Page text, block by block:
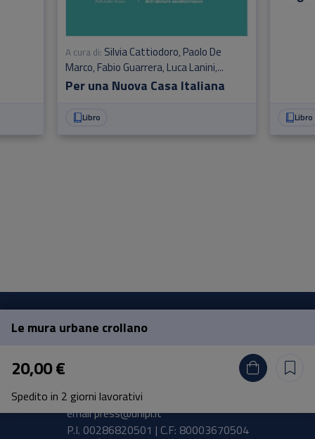
Per una Nuova Casa Italiana
A cura di: Silvia Cattiodoro, Paolo De
Marco, Fabio Guarrera, Luca Lanini,
Pasquale Mei,Antonello Russo
Libro Libro
Le mura urbane crollano
20,00 €
Spedito in 2 giorni lavorativi
Pisa University Press
Lungarno Pacinotti 43/44 56126 Pisa
tel.+39 050 2212056
emailpress@unipi.it
P.I. 00286820501 | C.F: 80003670504